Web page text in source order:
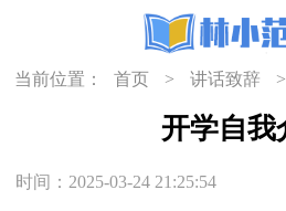
当前位置： 首页 > 讲话致辞 >
开学自我
时间：2025-03-24 21:25:54